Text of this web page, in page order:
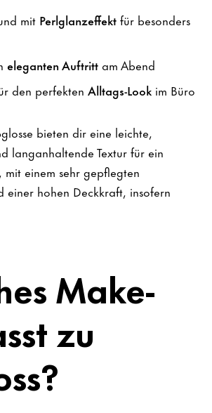
mit Perlglanzeffektfür besonders
eleganten Auftritt am Abend
den perfekten Alltags-Look im Büro
bieten dir eine leichte,
langanhaltende Textur für ein
, mit einem sehr gepflegten
einer hohen Deckkraft, insofern
Make-
zu